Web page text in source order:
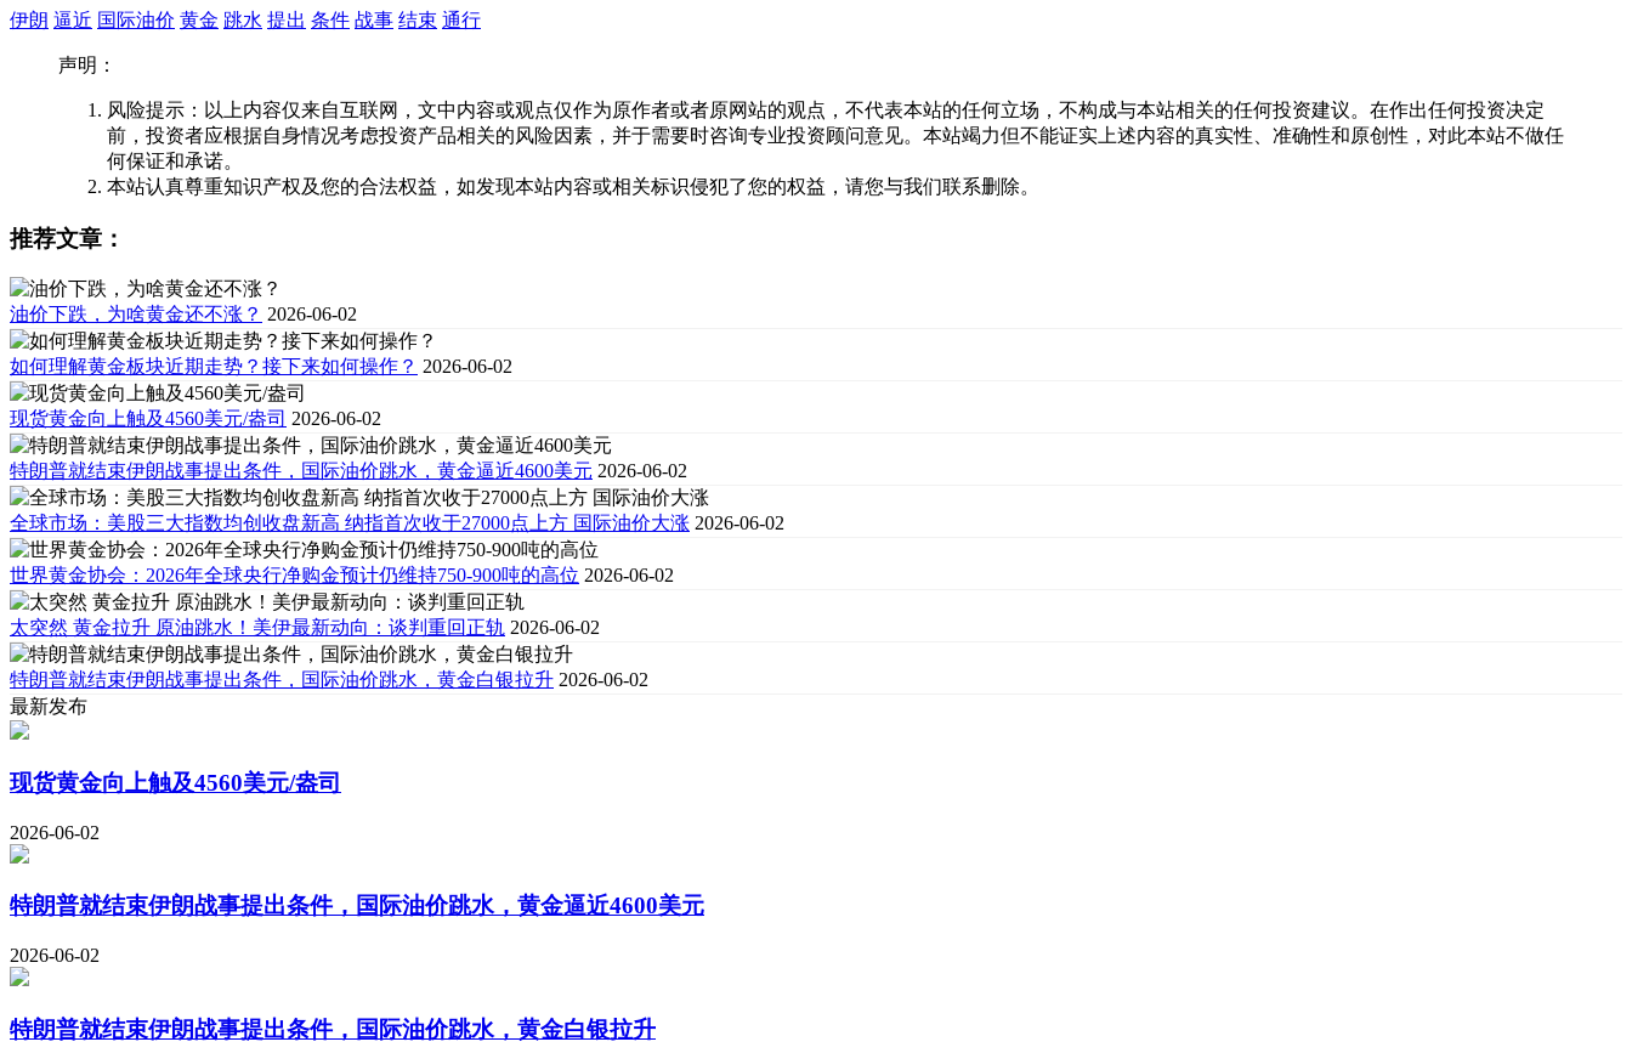
伊朗 逼近 国际油价 黄金 跳水 提出 条件 战事 结束 通行
声明：
风险提示：以上内容仅来自互联网，文中内容或观点仅作为原作者或者原网站的观点，不代表本站的任何立场，不构成与本站相关的任何投资建议。在作出任何投资决定
前，投资者应根据自身情况考虑投资产品相关的风险因素，并于需要时咨询专业投资顾问意见。本站竭力但不能证实上述内容的真实性、准确性和原创性，对此本站不做任
何保证和承诺。
本站认真尊重知识产权及您的合法权益，如发现本站内容或相关标识侵犯了您的权益，请您与我们联系删除。
推荐文章：
油价下跌，为啥黄金还不涨？ 2026-06-02
如何理解黄金板块近期走势？接下来如何操作？ 2026-06-02
现货黄金向上触及4560美元/盎司 2026-06-02
特朗普就结束伊朗战事提出条件，国际油价跳水，黄金逼近4600美元 2026-06-02
全球市场：美股三大指数均创收盘新高 纳指首次收于27000点上方 国际油价大涨 2026-06-02
世界黄金协会：2026年全球央行净购金预计仍维持750-900吨的高位 2026-06-02
太突然 黄金拉升 原油跳水！美伊最新动向：谈判重回正轨 2026-06-02
特朗普就结束伊朗战事提出条件，国际油价跳水，黄金白银拉升 2026-06-02
最新发布
现货黄金向上触及4560美元/盎司
2026-06-02
特朗普就结束伊朗战事提出条件，国际油价跳水，黄金逼近4600美元
2026-06-02
特朗普就结束伊朗战事提出条件，国际油价跳水，黄金白银拉升